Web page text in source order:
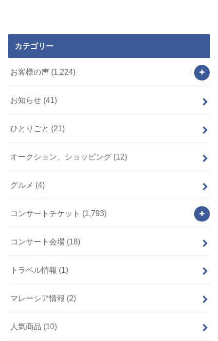
カテゴリー
お客様の声 (1,224)
お知らせ (41)
ひとりごと (21)
オークション、ショッピング (12)
グルメ (4)
コンサートチケット (1,793)
コンサート会場 (18)
トラベル情報 (1)
マレーシア情報 (2)
人気商品 (10)